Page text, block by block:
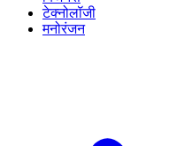
टेक्नोलॉजी
मनोरंजन